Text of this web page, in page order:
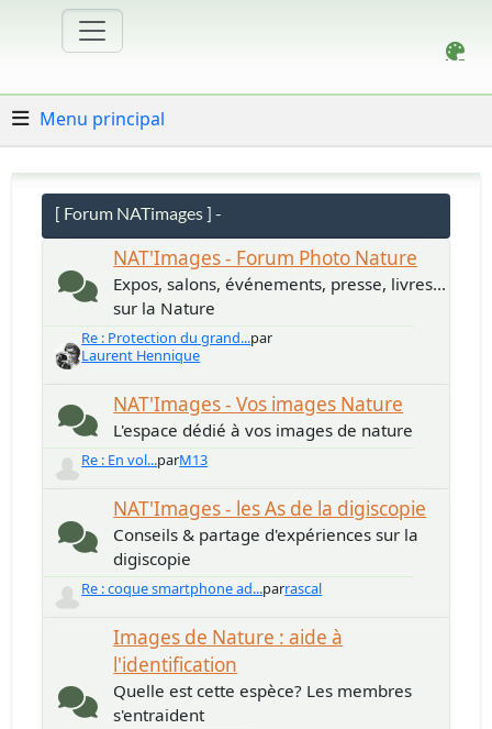
Menu principal
[ Forum NATimages ] -
NAT'Images - Forum Photo Nature
Expos, salons, événements, presse, livres...
sur la Nature
Re : Protection du grand...par
Laurent Hennique
NAT'Images - Vos images Nature
L'espace dédié à vos images de nature
Re : En vol...parM13
NAT'Images - les As de la digiscopie
Conseils & partage d'expériences sur la
digiscopie
Re : coque smartphone ad...parrascal
Images de Nature : aide à
l'identification
Quelle est cette espèce? Les membres
s'entraident